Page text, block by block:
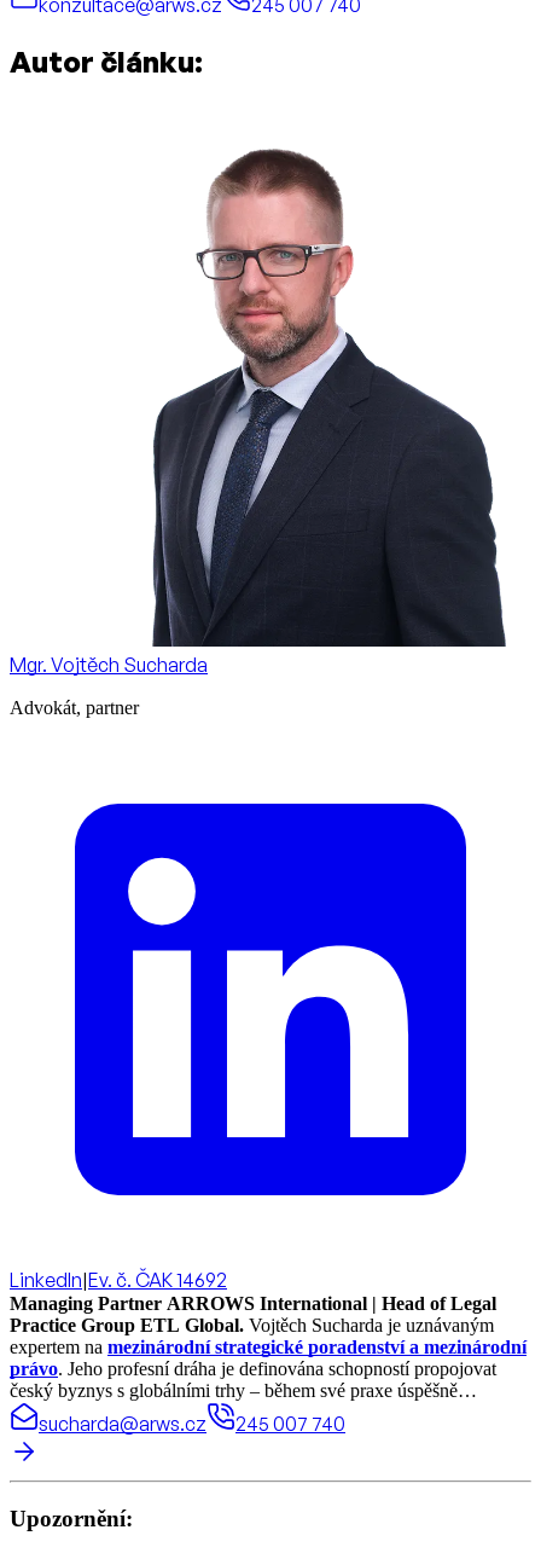
konzultace@arws.cz 245 007 740
Autor článku:
Mgr. Vojtěch Sucharda
Advokát, partner
LinkedIn|Ev. č. ČAK 14692
Managing Partner ARROWS International | Head of Legal
Practice Group ETL Global. Vojtěch Sucharda je uznávaným
expertem na mezinárodní strategické poradenství a mezinárodní
právo. Jeho profesní dráha je definována schopností propojovat
český byznys s globálními trhy – během své praxe úspěšně
realizoval právní projekty a koordinoval spolupráci ve více než 70
zemích světa.
sucharda@arws.cz 245 007 740
Upozornění: